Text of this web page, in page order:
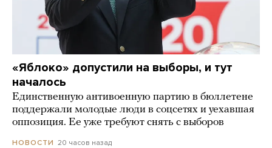
«Яблоко» допустили на выборы, и тут
началось
Единственную антивоенную партию в бюллетене
поддержали молодые люди в соцсетях и уехавшая
оппозиция. Ее уже требуют снять с выборов
НОВОСТИ 20 часов назад